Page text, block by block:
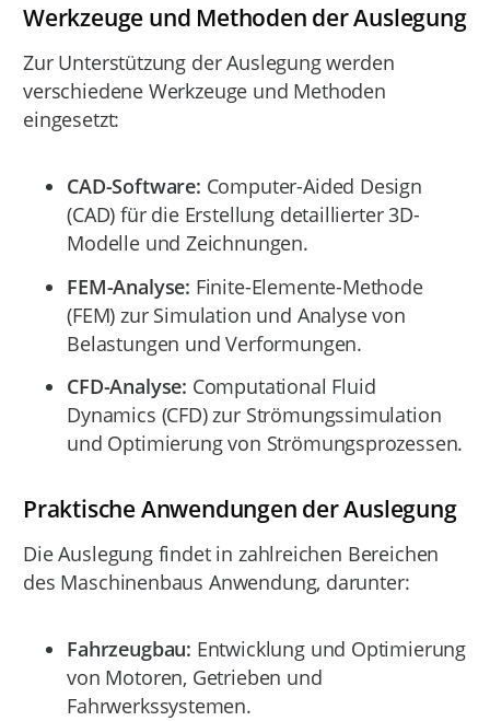
Werkzeuge und Methoden der Auslegung
Zur Unterstützung der Auslegung werden
verschiedene Werkzeuge und Methoden
eingesetzt:
CAD-Software: Computer-Aided Design
(CAD) für die Erstellung detaillierter 3D-
Modelle und Zeichnungen.
FEM-Analyse: Finite-Elemente-Methode
(FEM) zur Simulation und Analyse von
Belastungen und Verformungen.
CFD-Analyse: Computational Fluid
Dynamics (CFD) zur Strömungssimulation
und Optimierung von Strömungsprozessen.
Praktische Anwendungen der Auslegung
Die Auslegung findet in zahlreichen Bereichen
des Maschinenbaus Anwendung, darunter:
Fahrzeugbau: Entwicklung und Optimierung
von Motoren, Getrieben und
Fahrwerkssystemen.